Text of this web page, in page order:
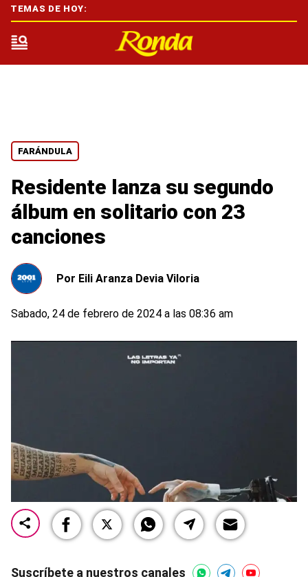
FARÁNDULA
Residente lanza su segundo
álbum en solitario con 23
canciones
Por Eili Aranza Devia Viloria
Sabado, 24 de febrero de 2024 a las 08:36 am
Suscríbete a nuestros canales
TEMAS DE HOY: